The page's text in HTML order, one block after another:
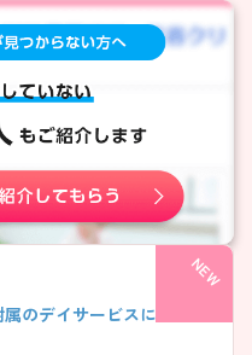
のデイサービスにて正看